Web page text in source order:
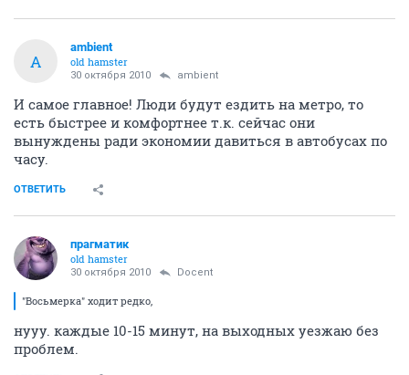
A
ambient
old hamster
30 октября 2010 ambient
И самое главное! Люди будут ездить на метро, то
есть быстрее и комфортнее т.к. сейчас они
вынуждены ради экономии давиться в автобусах по
часу.
ОТВЕТИТЬ
прагматик
old hamster
30 октября 2010 Docent
"Восьмерка" ходит редко,
нууу. каждые 10-15 минут, на выходных уезжаю без
проблем.